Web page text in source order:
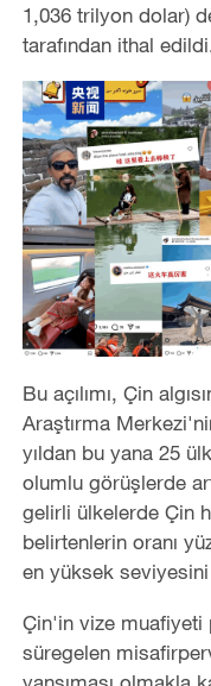
1,036 trilyon dolar)
tarafından ithal
Bu açılımı, Çin
Araştırma
yıldan bu yana 25
olumlu görüşlerde
gelirli ülkelerde Çin
belirtenlerin oranı
en yüksek
Çin'in vize muafiyeti
süregelen